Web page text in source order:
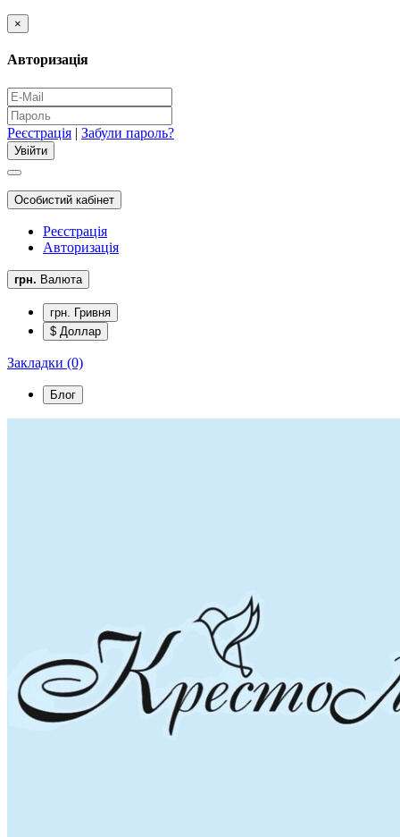
×
Авторизація
Реєстрація | Забули пароль?
Особистий кабінет
Реєстрація
Авторизація
грн. Валюта
грн. Гривня
$ Доллар
Закладки (0)
Блог